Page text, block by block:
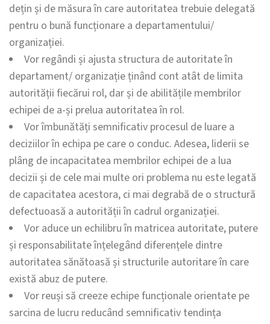
dețin și de măsura în care autoritatea trebuie delegată
pentru o bună funcționare a departamentului/
organizației.
Vor regândi și ajusta structura de autoritate în
departament/ organizație ținând cont atât de limita
autorității fiecărui rol, dar și de abilitățile membrilor
echipei de a-și prelua autoritatea în rol.
Vor îmbunătăți semnificativ procesul de luare a
deciziilor în echipa pe care o conduc. Adesea, liderii se
plâng de incapacitatea membrilor echipei de a lua
decizii și de cele mai multe ori problema nu este legată
de capacitatea acestora, ci mai degrabă de o structură
defectuoasă a autorității în cadrul organizației.
Vor aduce un echilibru în matricea autoritate, putere
și responsabilitate înțelegând diferențele dintre
autoritatea sănătoasă și structurile autoritare în care
există abuz de putere.
Vor reuși să creeze echipe funcționale orientate pe
sarcina de lucru reducând semnificativ tendința